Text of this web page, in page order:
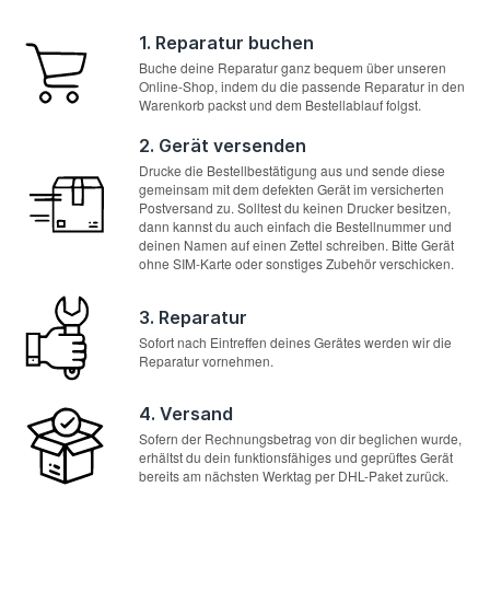
1. Reparatur buchen
Buche deine Reparatur ganz bequem über unseren
Online-Shop, indem du die passende Reparatur in den
Warenkorb packst und dem Bestellablauf folgst.
2. Gerät versenden
Drucke die Bestellbestätigung aus und sende diese
gemeinsam mit dem defekten Gerät im versicherten
Postversand zu. Solltest du keinen Drucker besitzen,
dann kannst du auch einfach die Bestellnummer und
deinen Namen auf einen Zettel schreiben. Bitte Gerät
ohne SIM-Karte oder sonstiges Zubehör verschicken.
3. Reparatur
Sofort nach Eintreffen deines Gerätes werden wir die
Reparatur vornehmen.
4. Versand
Sofern der Rechnungsbetrag von dir beglichen wurde,
erhältst du dein funktionsfähiges und geprüftes Gerät
bereits am nächsten Werktag per DHL-Paket zurück.